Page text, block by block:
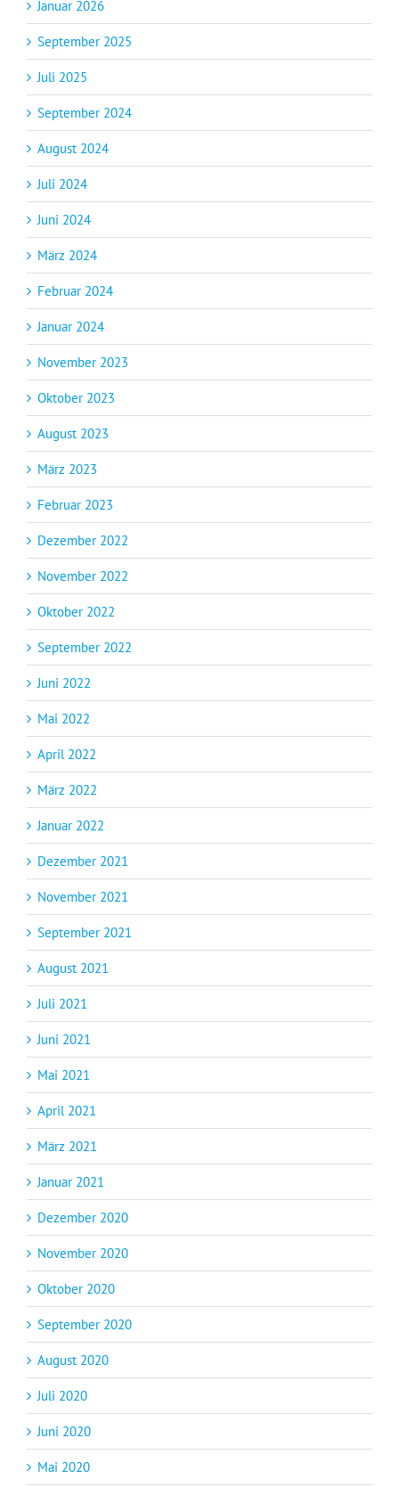
Januar 2026
September 2025
Juli 2025
September 2024
August 2024
Juli 2024
Juni 2024
März 2024
Februar 2024
Januar 2024
November 2023
Oktober 2023
August 2023
März 2023
Februar 2023
Dezember 2022
November 2022
Oktober 2022
September 2022
Juni 2022
Mai 2022
April 2022
März 2022
Januar 2022
Dezember 2021
November 2021
September 2021
August 2021
Juli 2021
Juni 2021
Mai 2021
April 2021
März 2021
Januar 2021
Dezember 2020
November 2020
Oktober 2020
September 2020
August 2020
Juli 2020
Juni 2020
Mai 2020